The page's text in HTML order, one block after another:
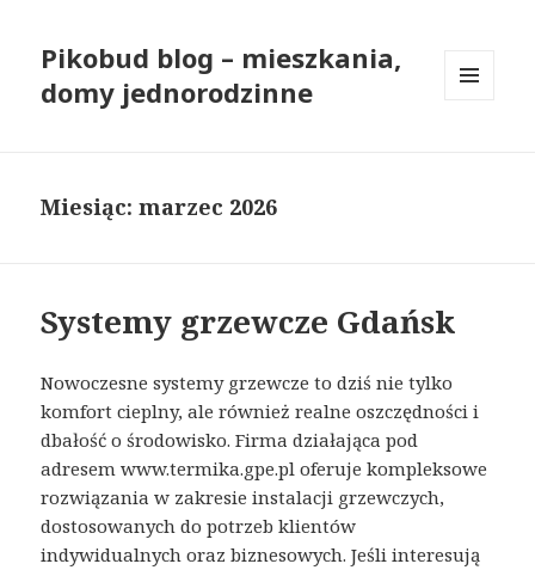
Pikobud blog – mieszkania,
domy jednorodzinne
Miesiąc: marzec 2026
Systemy grzewcze Gdańsk
Nowoczesne systemy grzewcze to dziś nie tylko
komfort cieplny, ale również realne oszczędności i
dbałość o środowisko. Firma działająca pod
adresem www.termika.gpe.pl oferuje kompleksowe
rozwiązania w zakresie instalacji grzewczych,
dostosowanych do potrzeb klientów
indywidualnych oraz biznesowych. Jeśli interesują